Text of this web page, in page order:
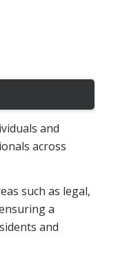
and
across
such as legal,
a
and